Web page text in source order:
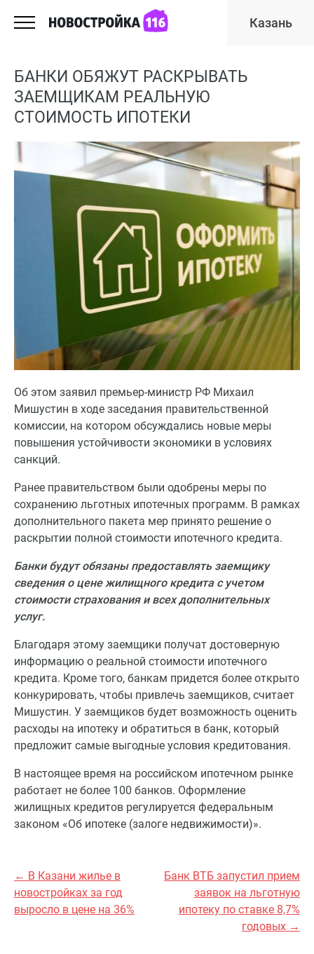
Казань
БАНКИ ОБЯЖУТ РАСКРЫВАТЬ
ЗАЕМЩИКАМ РЕАЛЬНУЮ
СТОИМОСТЬ ИПОТЕКИ
Об этом заявил премьер-министр РФ Михаил
Мишустин в ходе заседания правительственной
комиссии, на котором обсуждались новые меры
повышения устойчивости экономики в условиях
санкций.
Ранее правительством были одобрены меры по
сохранению льготных ипотечных программ. В рамках
дополнительного пакета мер принято решение о
раскрытии полной стоимости ипотечного кредита.
Банки будут обязаны предоставлять заемщику
сведения о цене жилищного кредита с учетом
стоимости страхования и всех дополнительных
услуг.
Благодаря этому заемщики получат достоверную
информацию о реальной стоимости ипотечного
кредита. Кроме того, банкам придется более открыто
конкурировать, чтобы привлечь заемщиков, считает
Мишустин. У заемщиков будет возможность оценить
расходы на ипотеку и обратиться в банк, который
предложит самые выгодные условия кредитования.
В настоящее время на российском ипотечном рынке
работает не более 100 банков. Оформление
жилищных кредитов регулируется федеральным
законом «Об ипотеке (залоге недвижимости)».
← В Казани жилье в
новостройках за год
выросло в цене на 36%
Банк ВТБ запустил прием
заявок на льготную
ипотеку по ставке 8,7%
годовых →